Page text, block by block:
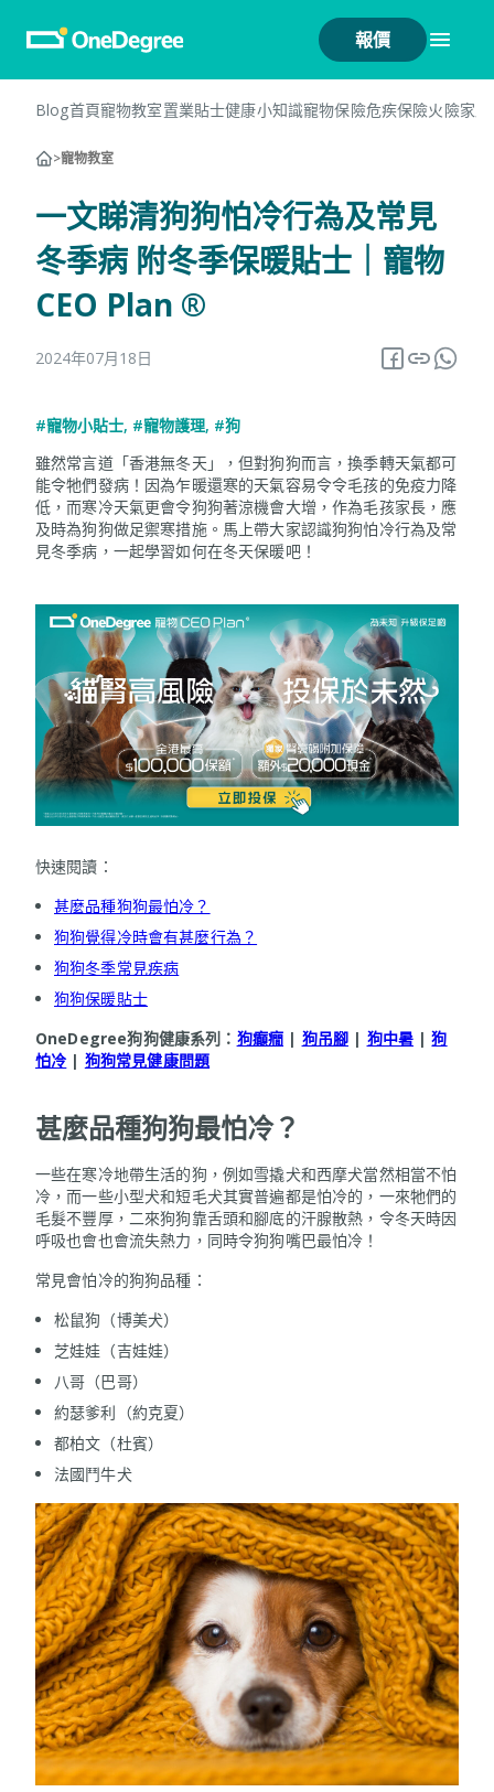
報價
Blog首頁寵物教室置業貼士健康小知識寵物保險危疾保險火險家
>寵物教室
一文睇清狗狗怕冷行為及常見
冬季病 附冬季保暖貼士｜寵物
CEO Plan ®
2024年07月18日
#寵物小貼士, #寵物護理, #狗
雖然常言道「香港無冬天」，但對狗狗而言，換季轉天氣都可
能令牠們發病！因為乍暖還寒的天氣容易令令毛孩的免疫力降
低，而寒冷天氣更會令狗狗著涼機會大增，作為毛孩家長，應
及時為狗狗做足禦寒措施。馬上帶大家認識狗狗怕冷行為及常
見冬季病，一起學習如何在冬天保暖吧！
快速閱讀：
甚麼品種狗狗最怕冷？
狗狗覺得冷時會有甚麼行為？
狗狗冬季常見疾病
狗狗保暖貼士
OneDegree狗狗健康系列： 狗癲癇 | 狗吊腳 | 狗中暑|狗
怕冷 | 狗狗常見健康問題
甚麼品種狗狗最怕冷？
一些在寒冷地帶生活的狗，例如雪撬犬和西摩犬當然相當不怕
冷，而一些小型犬和短毛犬其實普遍都是怕冷的，一來牠們的
毛髮不豐厚，二來狗狗靠舌頭和腳底的汗腺散熱，令冬天時因
呼吸也會也會流失熱力，同時令狗狗嘴巴最怕冷！
常見會怕冷的狗狗品種：
松鼠狗（博美犬）
芝娃娃（吉娃娃）
八哥（巴哥）
約瑟爹利（約克夏）
都柏文（杜賓）
法國鬥牛犬